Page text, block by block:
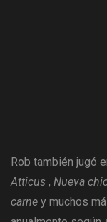
Rob también jugó
Atticus , Nueva
carne y muchos